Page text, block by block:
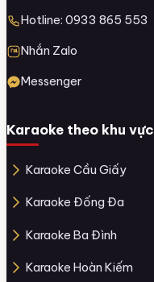
Hotline: 0933 865 553
Nhắn Zalo
Messenger
Karaoke theo khu vực
Karaoke Cầu Giấy
Karaoke Đống Đa
Karaoke Ba Đình
Karaoke Hoàn Kiếm